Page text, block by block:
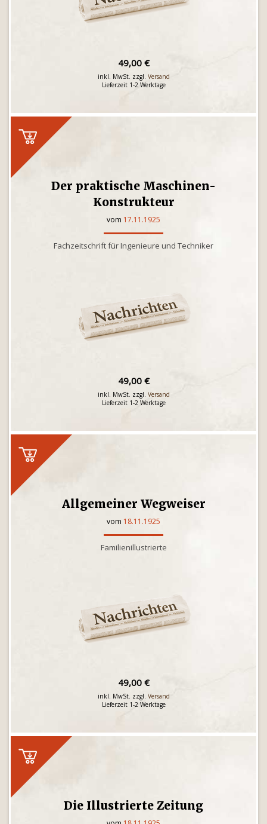
49,00 €
inkl. MwSt. zzgl. Versand
Lieferzeit 1-2 Werktage
Der praktische Maschinen-
Konstrukteur
vom 17.11.1925
Fachzeitschrift für Ingenieure und Techniker
49,00 €
inkl. MwSt. zzgl. Versand
Lieferzeit 1-2 Werktage
Allgemeiner Wegweiser
vom 18.11.1925
Familienillustrierte
49,00 €
inkl. MwSt. zzgl. Versand
Lieferzeit 1-2 Werktage
Die Illustrierte Zeitung